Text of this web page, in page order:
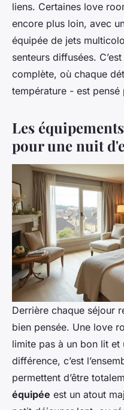
liens. Certaines love
encore plus loin, avec
équipée de jets
senteurs diffusées.
complète, où chaque
température - est
Les
pour une nuit
Derrière chaque séjour
bien pensée. Une love
limite pas à un bon lit
différence, c’est
permettent d’être
équipée est un atout